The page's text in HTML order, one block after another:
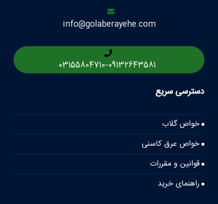
info@golaberayehe.com
03155804710-09132643581
دسترسی سریع
خواص گلاب
خواص عرق کاسنی
قوانین و مقررات
راهنمای خرید